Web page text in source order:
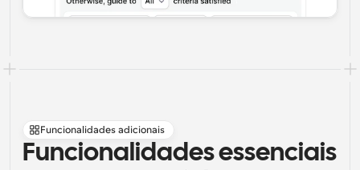
Funcionalidades adicionais
Funcionalidades essenciais